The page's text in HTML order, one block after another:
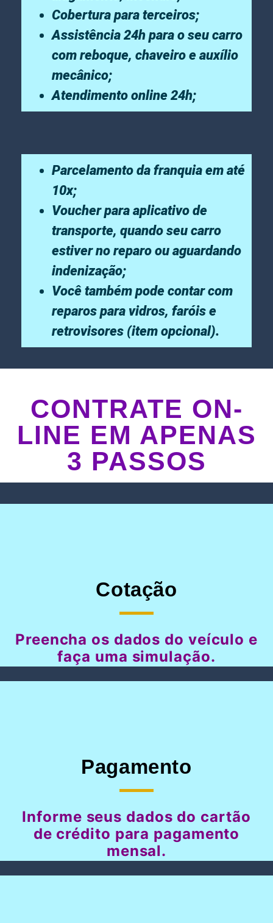
Cobertura para terceiros;
Assistência 24h para o seu carro
com reboque, chaveiro e auxílio
mecânico;
Atendimento online 24h;
Parcelamento da franquia em até
10x;
Voucher para aplicativo de
transporte, quando seu carro
estiver no reparo ou aguardando
indenização;
Você também pode contar com
reparos para vidros, faróis e
retrovisores (item opcional).
CONTRATE ON-
LINE EM APENAS
3 PASSOS
Cotação
Preencha os dados do veículo e
faça uma simulação.
Pagamento
Informe seus dados do cartão
de crédito para pagamento
mensal.